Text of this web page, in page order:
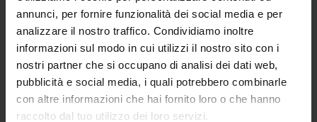
annunci, per fornire funzionalità dei social media e per
analizzare il nostro traffico. Condividiamo inoltre
informazioni sul modo in cui utilizzi il nostro sito con i
nostri partner che si occupano di analisi dei dati web,
pubblicità e social media, i quali potrebbero combinarle
con altre informazioni che hai fornito loro o che hanno
raccolto dal tuo utilizzo dei loro servizi.
DETTAGLI
CAD
SCARICARE